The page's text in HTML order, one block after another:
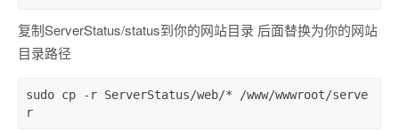
复制ServerStatus/status到你的网站目录 后面替换为你的网站
目录路径
sudo cp -r ServerStatus/web/* /www/wwwroot/serve
r